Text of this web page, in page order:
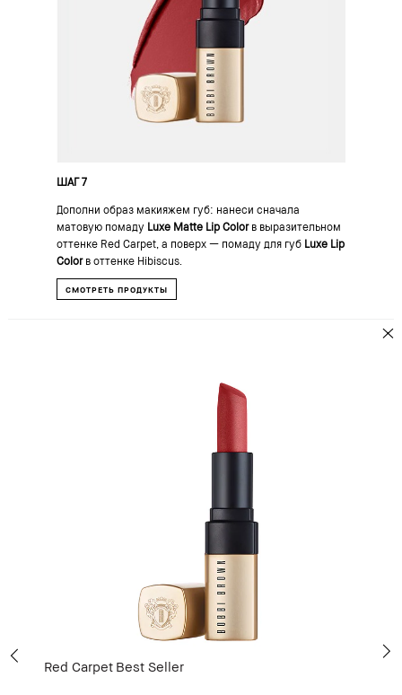
ШАГ 7
Дополни образ макияжем губ: нанеси сначала
матовую помаду Luxe Matte Lip Color в выразительном
оттенке Red Carpet, а поверх — помаду для губ Luxe Lip
Color в оттенке Hibiscus.
СМОТРЕТЬ ПРОДУКТЫ
Red Carpet Best Seller